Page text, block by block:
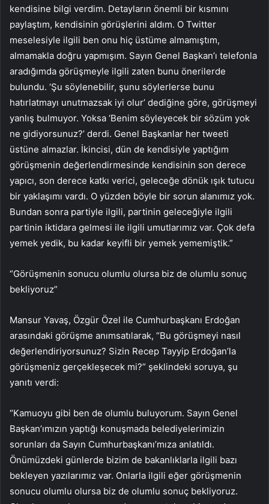
kendisine bilgi verdim. Detayların önemli bir kısmını
paylaştım, kendisinin görüşlerini aldım. O Twitter
meselesiyle ilgili ben onu hiç üstüme almamıştım,
almamakla doğru yapmışım. Sayın Genel Başkan’ı telefonla
aradığımda görüşmeyle ilgili zaten bunu önerilerde
bulundu. ‘Şu söylenebilir, şunu söylerlerse bunu
hatırlatmayı unutmazsak iyi olur’ dediğine göre, görüşmeyi
yanlış bulmuyor. Yoksa ‘Benim söyleyecek bir sözüm yok
ne gidiyorsunuz?’ derdi. Genel Başkanlar her tweeti
üstüne almazlar. İkincisi, dün de kendisiyle yaptığım
görüşmenin değerlendirmesinde kendisinin son derece
yapıcı, son derece katkı verici, geleceğe dönük ışık tutucu
bir yaklaşımı vardı. O yüzden böyle bir sorun alanımız yok.
Bundan sonra partiyle ilgili, partinin geleceğiyle ilgili
partinin iktidara gelmesi ile ilgili umutlarımız var. Çok defa
yemek yedik, bu kadar keyifli bir yemek yememiştik.”
“Görüşmenin sonucu olumlu olursa biz de olumlu sonuç
bekliyoruz”
Mansur Yavaş, Özgür Özel ile Cumhurbaşkanı Erdoğan
arasındaki görüşme anımsatılarak, “Bu görüşmeyi nasıl
değerlendiriyorsunuz? Sizin Recep Tayyip Erdoğan’la
görüşmeniz gerçekleşecek mi?” şeklindeki soruya, şu
yanıtı verdi:
“Kamuoyu gibi ben de olumlu buluyorum. Sayın Genel
Başkan’ımızın yaptığı konuşmada belediyelerimizin
sorunları da Sayın Cumhurbaşkanı’mıza anlatıldı.
Önümüzdeki günlerde bizim de bakanlıklarla ilgili bazı
bekleyen yazılarımız var. Onlarla ilgili eğer görüşmenin
sonucu olumlu olursa biz de olumlu sonuç bekliyoruz.